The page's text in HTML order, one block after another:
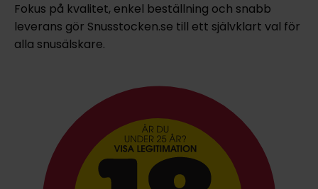
Fokus på kvalitet, enkel beställning och snabb
leverans gör Snusstocken.se till ett självklart val för
alla snusälskare.